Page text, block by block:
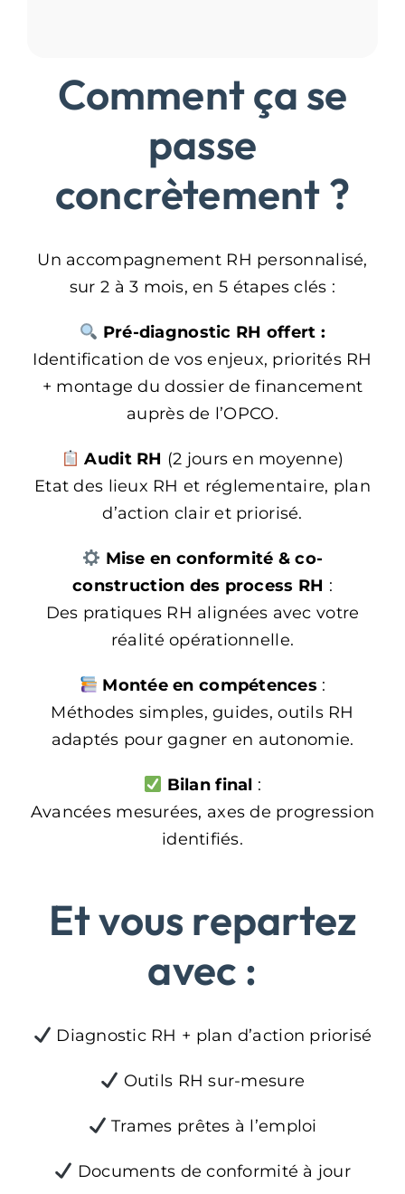
Comment ça se
passe
concrètement ?
Un accompagnement RH personnalisé,
sur 2 à 3 mois, en 5 étapes clés :
Pré-diagnostic RH offert :
Identification de vos enjeux, priorités RH
+ montage du dossier de financement
auprès de l’OPCO.
Audit RH (2 jours en moyenne)
Etat des lieux RH et réglementaire, plan
d’action clair et priorisé.
Mise en conformité & co-
construction des process RH :
Des pratiques RH alignées avec votre
réalité opérationnelle.
Montée en compétences :
Méthodes simples, guides, outils RH
adaptés pour gagner en autonomie.
Bilan final :
Avancées mesurées, axes de progression
identifiés.
Et vous repartez
avec :
Diagnostic RH + plan d’action priorisé
Outils RH sur-mesure
Trames prêtes à l’emploi
Documents de conformité à jour